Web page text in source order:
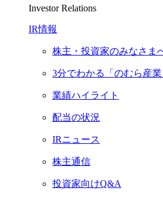
Investor Relations
IR情報
株主・投資家のみなさま
3分でわかる「のむら産業
業績ハイライト
配当の状況
IRニュース
株主通信
投資家向けQ&A